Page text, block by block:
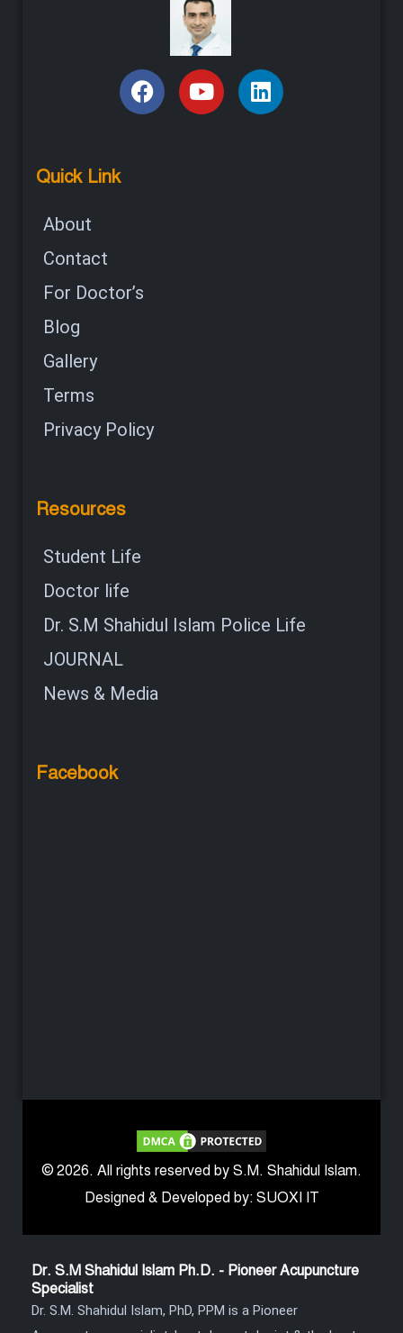
Quick Link
About
Contact
For Doctor’s
Blog
Gallery
Terms
Privacy Policy
Resources
Student Life
Doctor life
Dr. S.M Shahidul Islam Police Life
JOURNAL
News & Media
Facebook
© 2026. All rights reserved by S.M. Shahidul Islam.
Designed & Developed by: SUOXI IT
Dr. S.M Shahidul Islam Ph.D. - Pioneer Acupuncture
Specialist
Dr. S.M. Shahidul Islam, PhD, PPM is a Pioneer